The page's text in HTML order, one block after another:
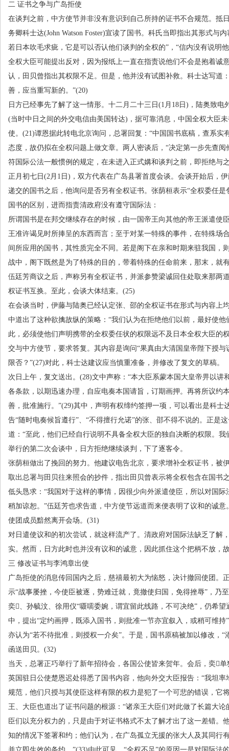
二 证书之争与广岛拒使
在谈判之前，中方使节并非没有意识到自己所持的证书不合规范。抵
务卿科士达(John Watson Foster)宣读了国书。科氏当即指出其形式与
若日本吹毛求疵，它是可以否认他们谈判的全权的”，“信内没有说明
全权大臣可能提出反对，因为报纸上一直在指责说他们不会是抱着诚
认，田贝曾指出其权限不足。但是，他并没有试图补救。科士达写道
善，应当重写新的。”(20)
日方已经事先了解了这一情形。十二月二十三日 (1 月 18 日 ) ，陆奥致电
(当时中日之间的外交电信由美国转达) ，据可靠消息，中国全权大臣
使。 (21)谭恩据此转电北京询问，总署回复：“中国国书底稿，查系实
态度，故仍拟在全权问题上做文章。两人密谈后，“决定第一步先查
符国际公法一般惯例的规定，在未进入正式媾和谈判之前，即拒绝与
正月初七日 (2月 1 日 ) ，双方代表在广岛县署首度会谈。会谈开始后，
递交的国书之后，他询问是否另有全权证书。张荫桓表示“全权委任
国书的区别，进而指责清政府没有遵守国际法：
所谓国书是在邦交继续存在的时候，由一国帝王向其他的帝王派遣使
王准许谒见时所捧呈的东西而言；至于对某一特殊的事件，在特殊场
间所应用的国书，其性质完全不同。若是阁下在亲和时期来驻我国，
战中，阁下既然是为了特殊的目的，带着特殊的任命前来，那末，就
伍廷芳商议之后，声称另有全权证书，并派参赞梁诚回住处取来那两
权证书互换。至此，会谈大体结束。 (25)
在会谈当时，伊藤与陆奥已经认定张、邵的全权证书在形式与内容上
中道出了这种欲擒故纵的策略：“我们认为在拒绝他们以前，最好使
此，必须使他们声明携带的全权委任状的权限远不及日本全权大臣的
交与中方使节，要求答复。其内容是询问“果真由大清国皇帝陛下授
限否？”(27)对此，科士达建议应当慎重准备，并修改了复文的草稿。
次日上午，复文送出。 (28)文中声称：“本大臣系蒙本国大皇帝畀以讲
各条款，以期迅速办理，自应电奏本国请旨，订期画押。再将所议约
善，批准施行。”(29)其中，声明有权缔约签押一项，可以看出是科士
告“随时电奏候旨遵行”、“不得擅行允诺”的张、邵不得不说的。正是
道：“至此，他们已经自行说明不具备全权大臣的独自决断的权限。我
举行的第二次会谈中，日方拒绝继续谈判，下了逐客令。
张荫桓做出了挽回的努力。他建议电告北京，要求增补全权证书，被
取出总署与田贝往来照会的抄件，指出田贝曾表示将全权包含在国书
低头恳求：“我国对于这样的事情，因很少向外派遣使臣，所以对国
稍加谅恕。”伍廷芳也求告道，中方使节远道而来便表明了议和的诚
使团成员黯然离开会场。 (31)
对日遣使议和的初次尝试，就这样流产了。清政府对国际法缺乏了解
实。然而，日方此时也并没有议和的诚意，因此抓住这个把柄不放，
三 修改证书与李鸿章出使
广岛拒使的消息传回国内之后，慈禧最初大为恼怒，决计撤回使团。
示“战事屡挫，今使臣被逐，势难迁就，竟撤使归国，免得挫辱”，乃
奕、孙毓汶、徐用仪“嗫嚅委婉，谓宜留此线路，不可决绝”，仍希
中，提出“定约画押，既添入国书，则批准一节亦宜叙入，或稍可维
亦认为“若不待批准，则授权一介矣”。于是，国书原稿被加以修改，“
函送田贝。 (32)
当天，总署正巧举行了新年招待会，各国公使皆来贺年。会后，奕
英国驻日公使楚恩迟处得悉了国书内容，他向外交大臣报告：“我坦
规范，他们只授与其使臣这样有限的权力是犯了一个可悲的错误，它
王、大臣也道出了证书问题的根源：“诸亲王大臣们对此做了长篇大
臣们以充分权力的，只是由于对证书格式不太了解才出了这一差错。
知的情况下签署和约；他们认为，在广岛孤立无援的张大人及其同行